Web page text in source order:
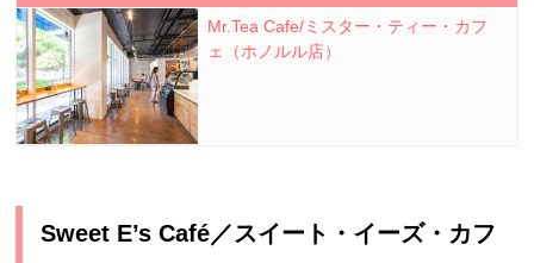
Mr.Tea Cafe/ミスター・ティー・カフ
ェ（ホノルル店）
Sweet E’s Café／スイート・イーズ・カフ